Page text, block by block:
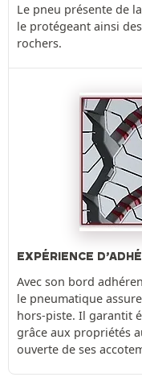
Le pneu présente de
le protégeant ainsi
rochers.
EXPÉRIENCE
Avec son bord
le pneumatique
hors-piste. Il garantit
grâce aux propriétés
ouverte de ses